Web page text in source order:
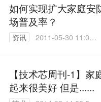
如何实现扩大家庭安
场普及率？
资讯
2011-05-30 11:09:
【技术芯周刊-1】家
起来很美好 但是......